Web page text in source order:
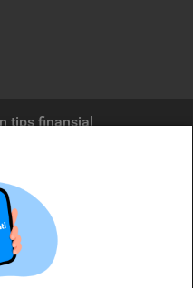
tips finansial
jasa keuangan yang terdaftar di
jasa keuangan yang
atau layanan jasa keuangan yang
bertanggung jawab atas tuntutan